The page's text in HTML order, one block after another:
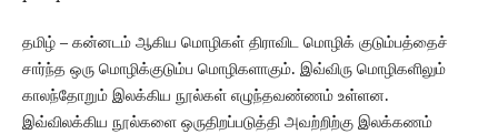
தமிழ் – கன்னடம் ஆகிய மொழிகள் திராவிட மொழிக் குடும்பத்தைச்
சார்ந்த ஒரு மொழிக்குடும்ப மொழிகளாகும். இவ்விரு மொழிகளிலும்
காலந்தோறும் இலக்கிய நூல்கள் எழுந்தவண்ணம் உள்ளன.
இவ்விலக்கிய நூல்களை ஒருதிறப்படுத்தி அவற்றிற்கு இலக்கணம்